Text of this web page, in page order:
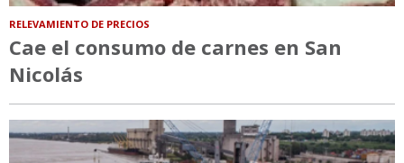
RELEVAMIENTO DE PRECIOS
Cae el consumo de carnes en San
Nicolás